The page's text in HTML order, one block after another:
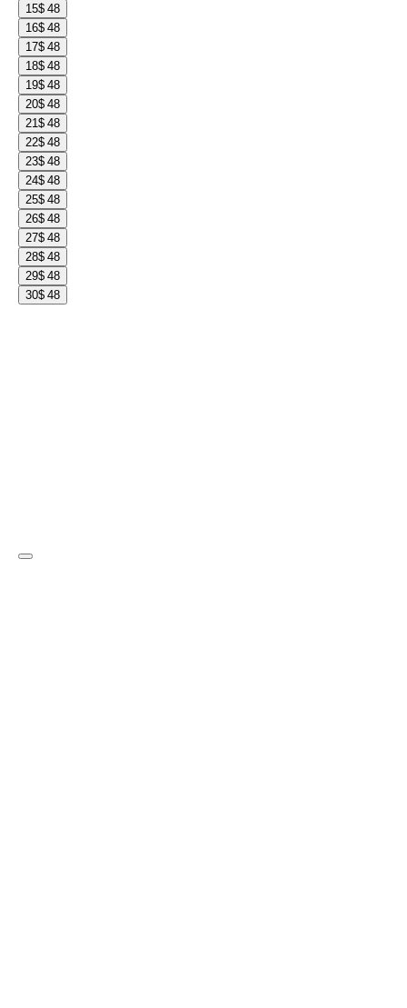
15$ 48
16$ 48
17$ 48
18$ 48
19$ 48
20$ 48
21$ 48
22$ 48
23$ 48
24$ 48
25$ 48
26$ 48
27$ 48
28$ 48
29$ 48
30$ 48